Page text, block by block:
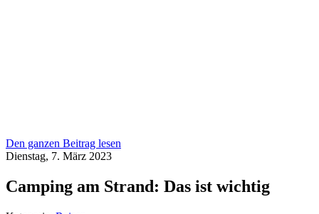
Den ganzen Beitrag lesen
Dienstag, 7. März 2023
Camping am Strand: Das ist wichtig